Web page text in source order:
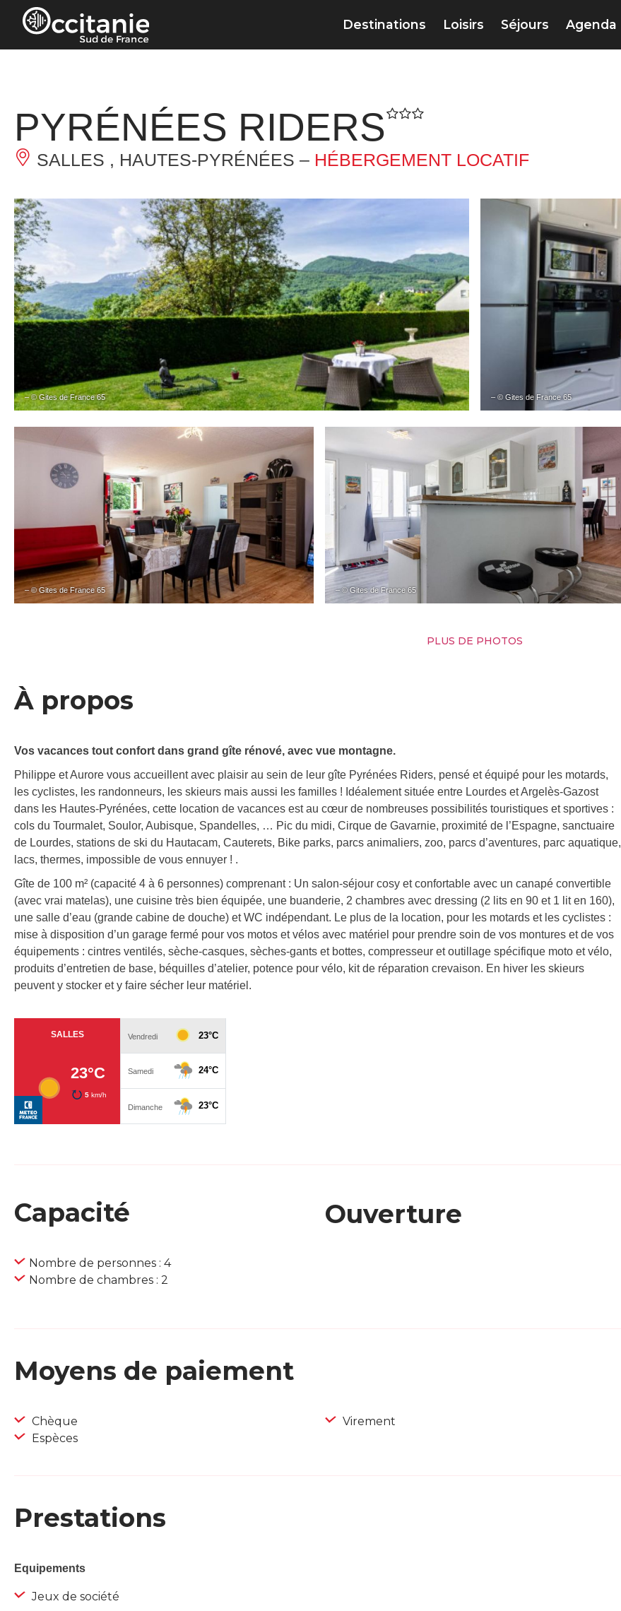
Panneau de gestion des cookies
Destinations Loisirs Séjours Agenda
PYRÉNÉES RIDERS
SALLES , HAUTES-PYRÉNÉES – HÉBERGEMENT LOCATIF
– © Gites de France 65 – © Gites de France 65
– © Gites de France 65 – © Gites de France 65
PLUS DE PHOTOS
À propos
Vos vacances tout confort dans grand gîte rénové, avec vue montagne.
Philippe et Aurore vous accueillent avec plaisir au sein de leur gîte Pyrénées Riders, pensé et équipé pour les motards,
les cyclistes, les randonneurs, les skieurs mais aussi les familles ! Idéalement située entre Lourdes et Argelès-Gazost
dans les Hautes-Pyrénées, cette location de vacances est au cœur de nombreuses possibilités touristiques et sportives :
cols du Tourmalet, Soulor, Aubisque, Spandelles, … Pic du midi, Cirque de Gavarnie, proximité de l’Espagne, sanctuaire
de Lourdes, stations de ski du Hautacam, Cauterets, Bike parks, parcs animaliers, zoo, parcs d’aventures, parc aquatique,
lacs, thermes, impossible de vous ennuyer ! .
Gîte de 100 m² (capacité 4 à 6 personnes) comprenant : Un salon-séjour cosy et confortable avec un canapé convertible
(avec vrai matelas), une cuisine très bien équipée, une buanderie, 2 chambres avec dressing (2 lits en 90 et 1 lit en 160),
une salle d’eau (grande cabine de douche) et WC indépendant. Le plus de la location, pour les motards et les cyclistes :
mise à disposition d’un garage fermé pour vos motos et vélos avec matériel pour prendre soin de vos montures et de vos
équipements : cintres ventilés, sèche-casques, sèches-gants et bottes, compresseur et outillage spécifique moto et vélo,
produits d’entretien de base, béquilles d’atelier, potence pour vélo, kit de réparation crevaison. En hiver les skieurs
peuvent y stocker et y faire sécher leur matériel.
Capacité
Nombre de personnes : 4
Nombre de chambres : 2
Ouverture
Moyens de paiement
Chèque
Espèces
Virement
Prestations
Equipements
Jeux de société